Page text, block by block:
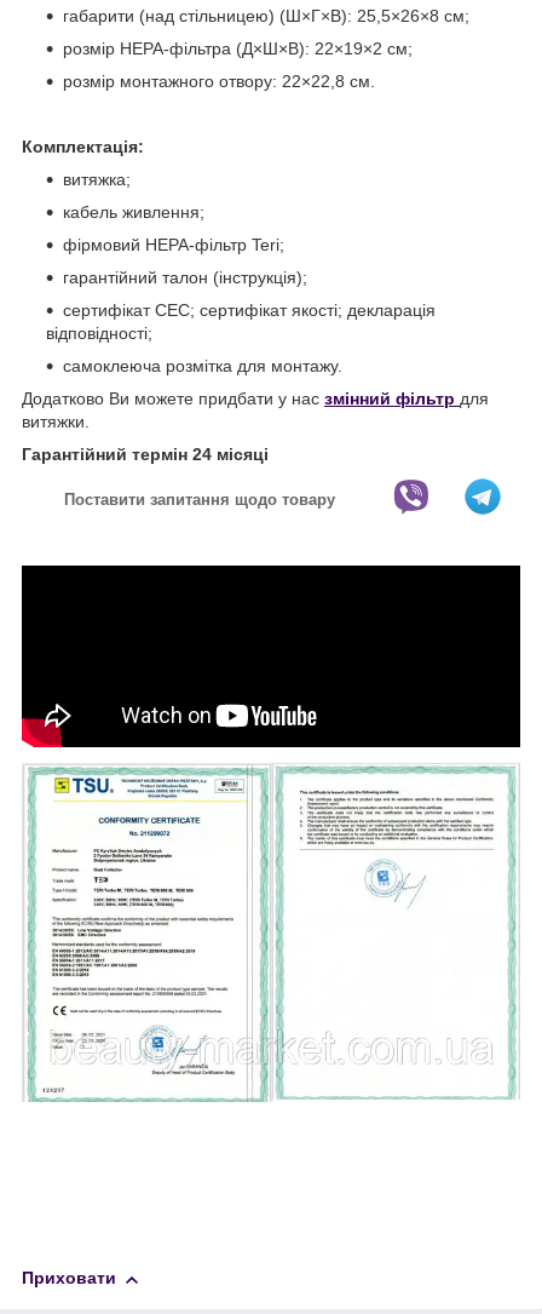
габарити (над стільницею) (Ш×Г×В): 25,5×26×8 см;
розмір HEPA-фільтра (Д×Ш×В): 22×19×2 см;
розмір монтажного отвору: 22×22,8 см.
Комплектація:
витяжка;
кабель живлення;
фірмовий HEPA-фільтр Teri;
гарантійний талон (інструкція);
сертифікат СЕС; сертифікат якості; декларація
відповідності;
самоклеюча розмітка для монтажу.
Додатково Ви можете придбати у нас змінний фільтр для
витяжки.
Гарантійний термін 24 місяці
Поставити запитання щодо товару
Приховати